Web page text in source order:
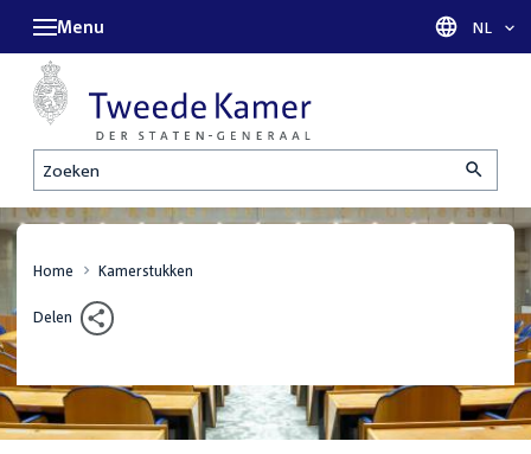
Zoeken
Menu Taal
NL
Home Kamerstukken
Delen